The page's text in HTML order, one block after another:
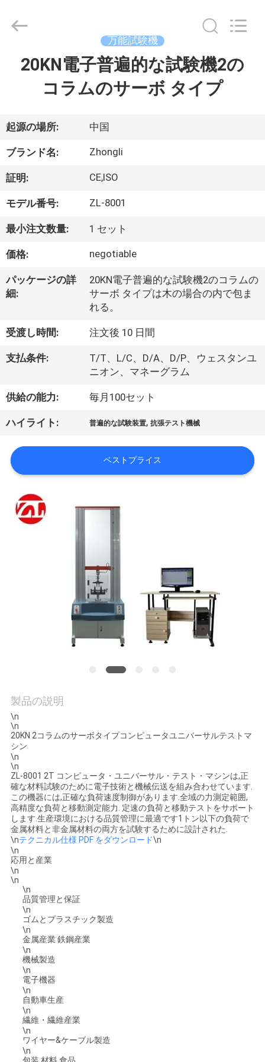
ロ
ダ
ク
ト
デ
オ
私
達
つ
い
て
場
私
達
に
連
絡
し
な
さ
Dongguan
Zhongli
万能試験機
20KN電子普遍的な試験機2の
コラムのサーボ タイプ
起源の場所: 中国
ブランド名: Zhongli
証明: CE,ISO
モデル番号: ZL-8001
最小注文数量: 1 セット
価格: negotiable
パッケージの詳
細:
20KN電子普遍的な試験機2のコラムの
サーボ タイプは木の場合の内で包ま
れる。
受渡し時間: 注文後 10 日間
支払条件:
T/T、L/C、D/A、D/P、ウェスタンユ
ニオン、マネーグラム
供給の能力: 毎月100セット
ハイライト: 普遍的な試験装置,抗張テスト機械
ベストプライス
製品の説明
\n
\n
20KN 2コラムのサーボタイプコンピュータユニバーサルテストマ
シン
\n
\n
ZL-8001 2T コンピュータ・ユニバーサル・テスト・マシンは,正
確な材料試験のために電子技術と機械伝送を組み合わせています.
この機器には,正確な負荷速度制御があります.全域の力測定範囲,
高精度な負荷と移動測定能力. 定速の負荷と移動テストをサポート
します.生産環境における品質管理に最適です1トン以下の負荷で
金属材料と非金属材料の両方を試験するために設計された.
\nテクニカル仕様 PDF をダウンロード\n
\n
応用と産業
\n
\n
\n
品質管理と保証
\n
ゴムとプラスチック製造
\n
金属産業 鉄鋼産業
\n
機械製造
\n
電子機器
\n
自動車生産
\n
繊維・繊維産業
\n
ワイヤー&ケーブル製造
\n